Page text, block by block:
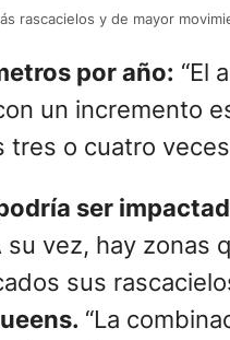
rascacielos y de mayor
por año: “El
un incremento
o cuatro
ser
vez, hay zonas
sus
“La